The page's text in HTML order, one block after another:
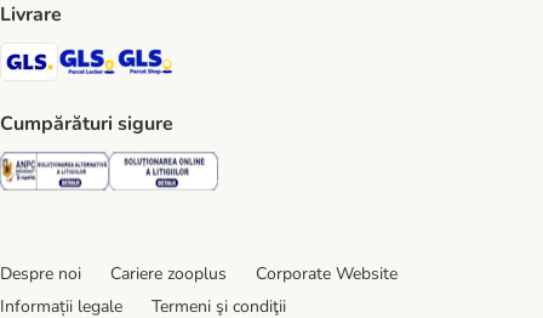
Livrare
GLS Shipping Method
GLS Locker Shipping Method
Cumpărături sigure
Security Security
Despre noi Cariere zooplus
Corporate Website
Informații legale
Termeni şi condiţii